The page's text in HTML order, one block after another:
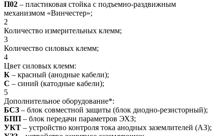
П02 – пластиковая стойка с подъемно-раздвижным
механизмом «Винчестер»;
2
Количество измерительных клемм;
3
Количество силовых клемм;
4
Цвет силовых клемм:
К – красный (анодные кабели);
С – синий (катодные кабели);
5
Дополнительное оборудование*:
БСЗ – блок совместной защиты (блок диодно-резисторный);
БПП – блок передачи параметров ЭХЗ;
УКТ – устройство контроля тока анодных заземлителей (АЗ);